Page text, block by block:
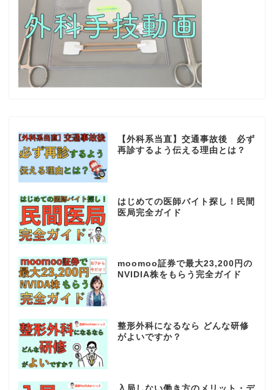
【外科系当直】交通事故後 必ず
再診するよう伝える理由とは？
はじめての医師バイト探し！民間
医局完全ガイド
moomoo証券で最大23,200円の
NVIDIA株をもらう完全ガイド
整形外科になるなら どんな研修
がよいですか？